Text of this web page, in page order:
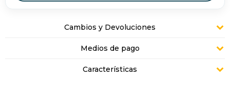
Cambios y Devoluciones
Medios de pago
Características